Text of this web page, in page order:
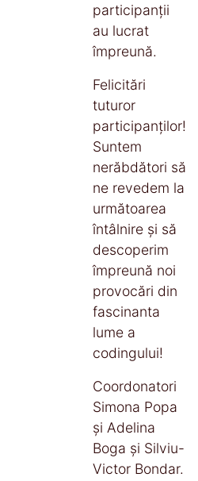
participanții
au lucrat
împreună.
Felicitări
tuturor
participanților!
Suntem
nerăbdători să
ne revedem la
următoarea
întâlnire și să
descoperim
împreună noi
provocări din
fascinanta
lume a
codingului!
Coordonatori
Simona Popa
și Adelina
Boga și Silviu-
Victor Bondar.